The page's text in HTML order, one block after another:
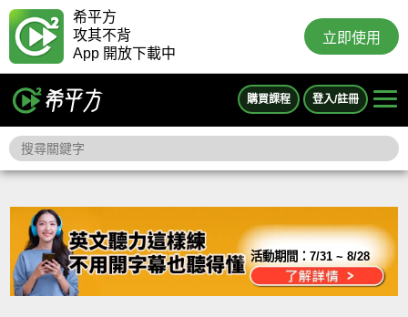
希平方
攻其不背
App 開放下載中
立即使用
購買課程 登入/註冊
活動期間：7/31 ~ 8/28